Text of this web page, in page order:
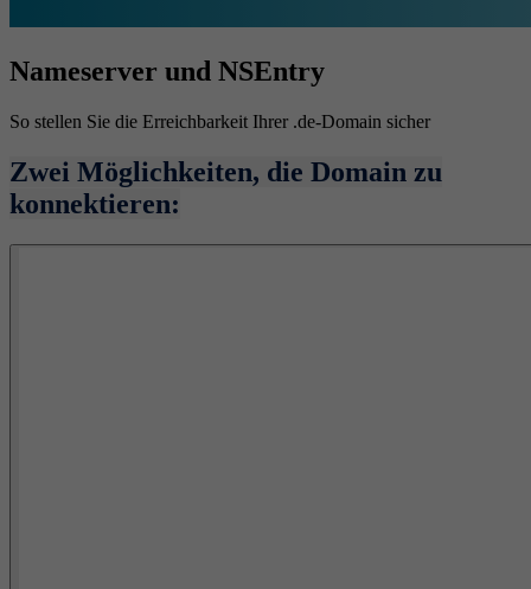
Nameserver und NSEntry
So stellen Sie die Erreichbarkeit Ihrer .de-Domain sicher
Zwei Möglichkeiten, die Domain zu
konnektieren: